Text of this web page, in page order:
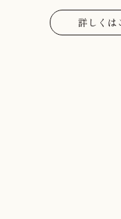
詳しくは